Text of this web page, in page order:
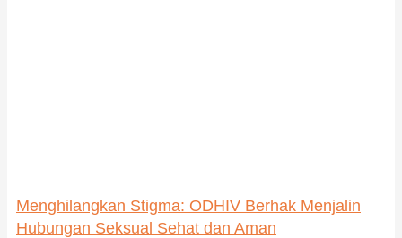
Menghilangkan Stigma: ODHIV Berhak Menjalin
Hubungan Seksual Sehat dan Aman